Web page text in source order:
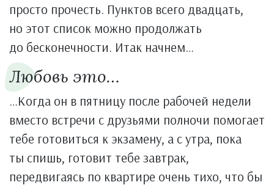
просто прочесть. Пунктов всего двадцать,
но этот список можно продолжать
до бесконечности. Итак начнем…
Любовь это…
…Когда он в пятницу после рабочей недели
вместо встречи с друзьями полночи помогает
тебе готовиться к экзамену, а с утра, пока
ты спишь, готовит тебе завтрак,
передвигаясь по квартире очень тихо, что бы